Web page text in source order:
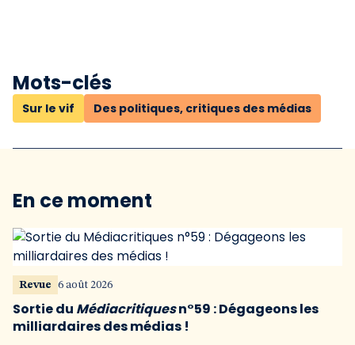
Mots-clés
Sur le vif Des politiques, critiques des médias
En ce moment
Revue 6 août 2026
Sortie du Médiacritiquesn°59 : Dégageons les
milliardaires des médias !